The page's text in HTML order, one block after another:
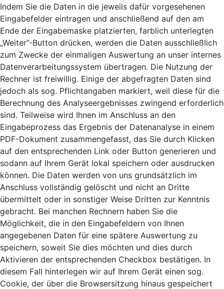
Indem Sie die Daten in die jeweils dafür vorgesehenen
Eingabefelder eintragen und anschließend auf den am
Ende der Eingabemaske platzierten, farblich unterlegten
„Weiter”-Button drücken, werden die Daten ausschließlich
zum Zwecke der einmaligen Auswertung an unser internes
Datenverarbeitungssystem übertragen. Die Nutzung der
Rechner ist freiwillig. Einige der abgefragten Daten sind
jedoch als sog. Pflichtangaben markiert, weil diese für die
Berechnung des Analyseergebnisses zwingend erforderlich
sind. Teilweise wird Ihnen im Anschluss an den
Eingabeprozess das Ergebnis der Datenanalyse in einem
PDF-Dokument zusammengefasst, das Sie durch Klicken
auf den entsprechenden Link oder Button generieren und
sodann auf Ihrem Gerät lokal speichern oder ausdrucken
können. Die Daten werden von uns grundsätzlich im
Anschluss vollständig gelöscht und nicht an Dritte
übermittelt oder in sonstiger Weise Dritten zur Kenntnis
gebracht. Bei manchen Rechnern haben Sie die
Möglichkeit, die in den Eingabefeldern von Ihnen
angegebenen Daten für eine spätere Auswertung zu
speichern, soweit Sie dies möchten und dies durch
Aktivieren der entsprechenden Checkbox bestätigen. In
diesem Fall hinterlegen wir auf Ihrem Gerät einen sog.
Cookie, der über die Browsersitzung hinaus gespeichert